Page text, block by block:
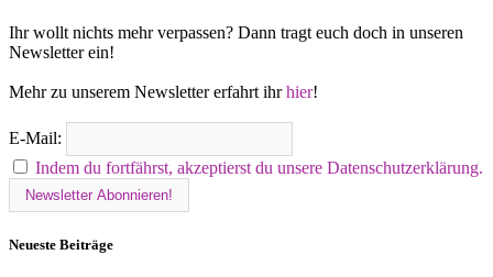
Ihr wollt nichts mehr verpassen? Dann tragt euch doch in unseren
Newsletter ein!
Mehr zu unserem Newsletter erfahrt ihrhier!
E-Mail:
Indem du fortfährst, akzeptierst du unsere Datenschutzerklärung.
Neueste Beiträge